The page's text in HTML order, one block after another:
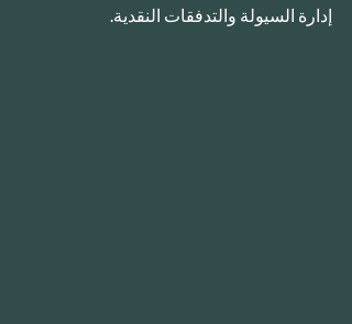
إدارة السيولة والتدفقات النقدية.